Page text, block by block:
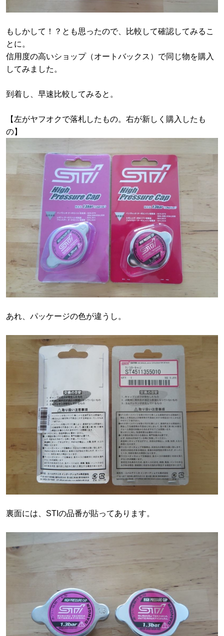
もしかして！？とも思ったので、比較して確認してみるこ
とに。
信用度の高いショップ（オートバックス）で同じ物を購入
してみました。
到着し、早速比較してみると。
【左がヤフオクで落札したもの。右が新しく購入したも
の】
あれ、パッケージの色が違うし。
裏面には、STIの品番が貼ってあります。